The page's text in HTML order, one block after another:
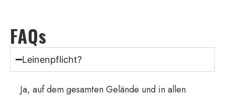
FAQs
Leinenpflicht?
Ja, auf dem gesamten Gelände und in allen